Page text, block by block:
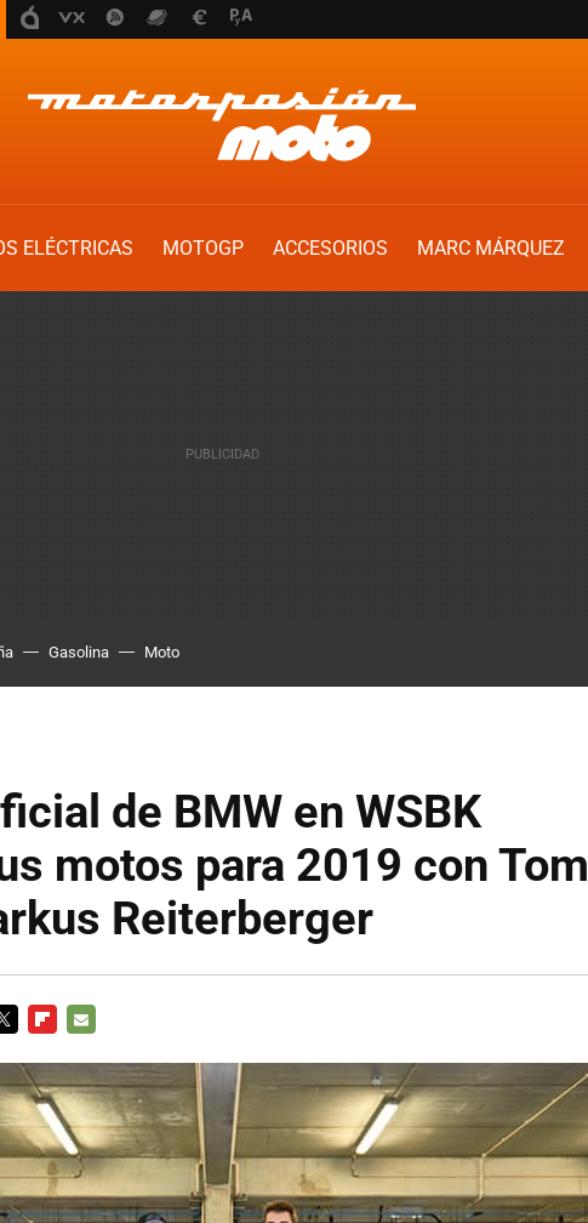
ELÉCTRICAS MOTOGP ACCESORIOS
MARC MÁRQUEZ
Gasolina Moto
de BMW en WSBK
motos para 2019 con Tom
Reiterberger
MAIL